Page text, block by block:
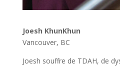
Joesh KhunKhun
Vancouver, BC
Joesh souffre de TDAH, de